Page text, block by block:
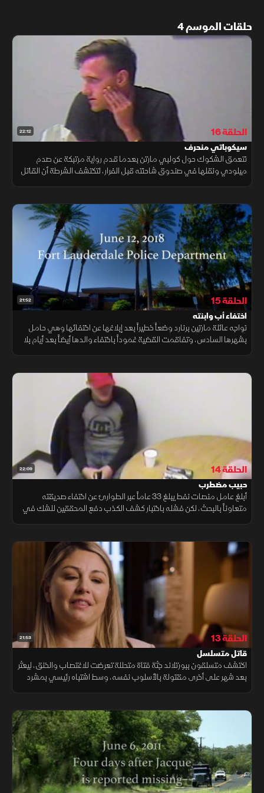
حلقات الموسم 4
22:12 الحلقة 16
سيكوباتي منحرف
تتعمق الشكوك حول كولبي مارتن بعدما قدم رواية مرتبكة عن صدم
ميلودي ونقلها في صندوق شاحنته قبل الفرار، لتكتشف الشرطة أن القاتل
21:52 الحلقة 15
اختفاء أب وابنته
تواجه عائلة مارتين برنارد وضعاً خطيراً بعد إبلاغها عن اختفائها وهي حامل
بشهرها السادس، وتفاقمت القضية غموداً باختفاء والدها أيضاً بعد أيام بلا
22:09 الحلقة 14
حبيب مضطرب
أبلغ عامل منصات نفط يبلغ 33 عاماً عبر الطوارئ عن اختفاء صديقته
متعاوناً بالبحث، لكن فشله باختبار كشف الكذب دفع المحققين للشك في
21:53 الحلقة 13
قاتل متسلسل
اكتشف متسلقون ببورتلاند جثة فتاة متحللة تعرضت للاغتصاب والخنق، ليعثر
بعد شهر على أخرى مقتولة بالأسلوب نفسه، وسط اشتباه رئيسي بمشرد